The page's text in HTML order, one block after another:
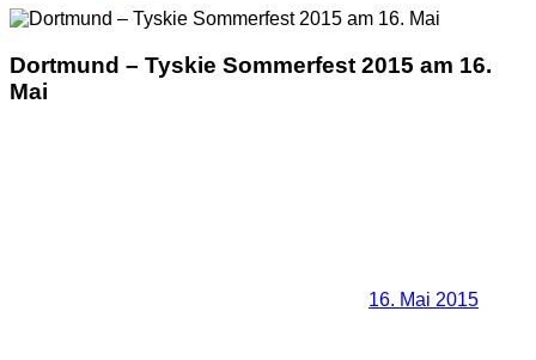
Dortmund – Tyskie Sommerfest 2015 am 16.
Mai
16. Mai 2015